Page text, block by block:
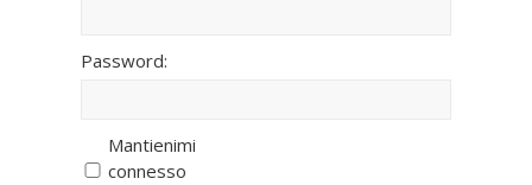
Password:
Mantienimi
connesso